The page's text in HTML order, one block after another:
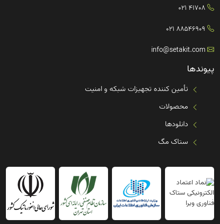
41708 021
88546909 021
info@setakit.com
پیوندها
تأمین کننده تجهیزات شبکه و امنیت
محصولات
دانلودها
ستاک مگ